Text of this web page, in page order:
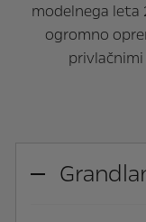
modelnega leta
ogromno